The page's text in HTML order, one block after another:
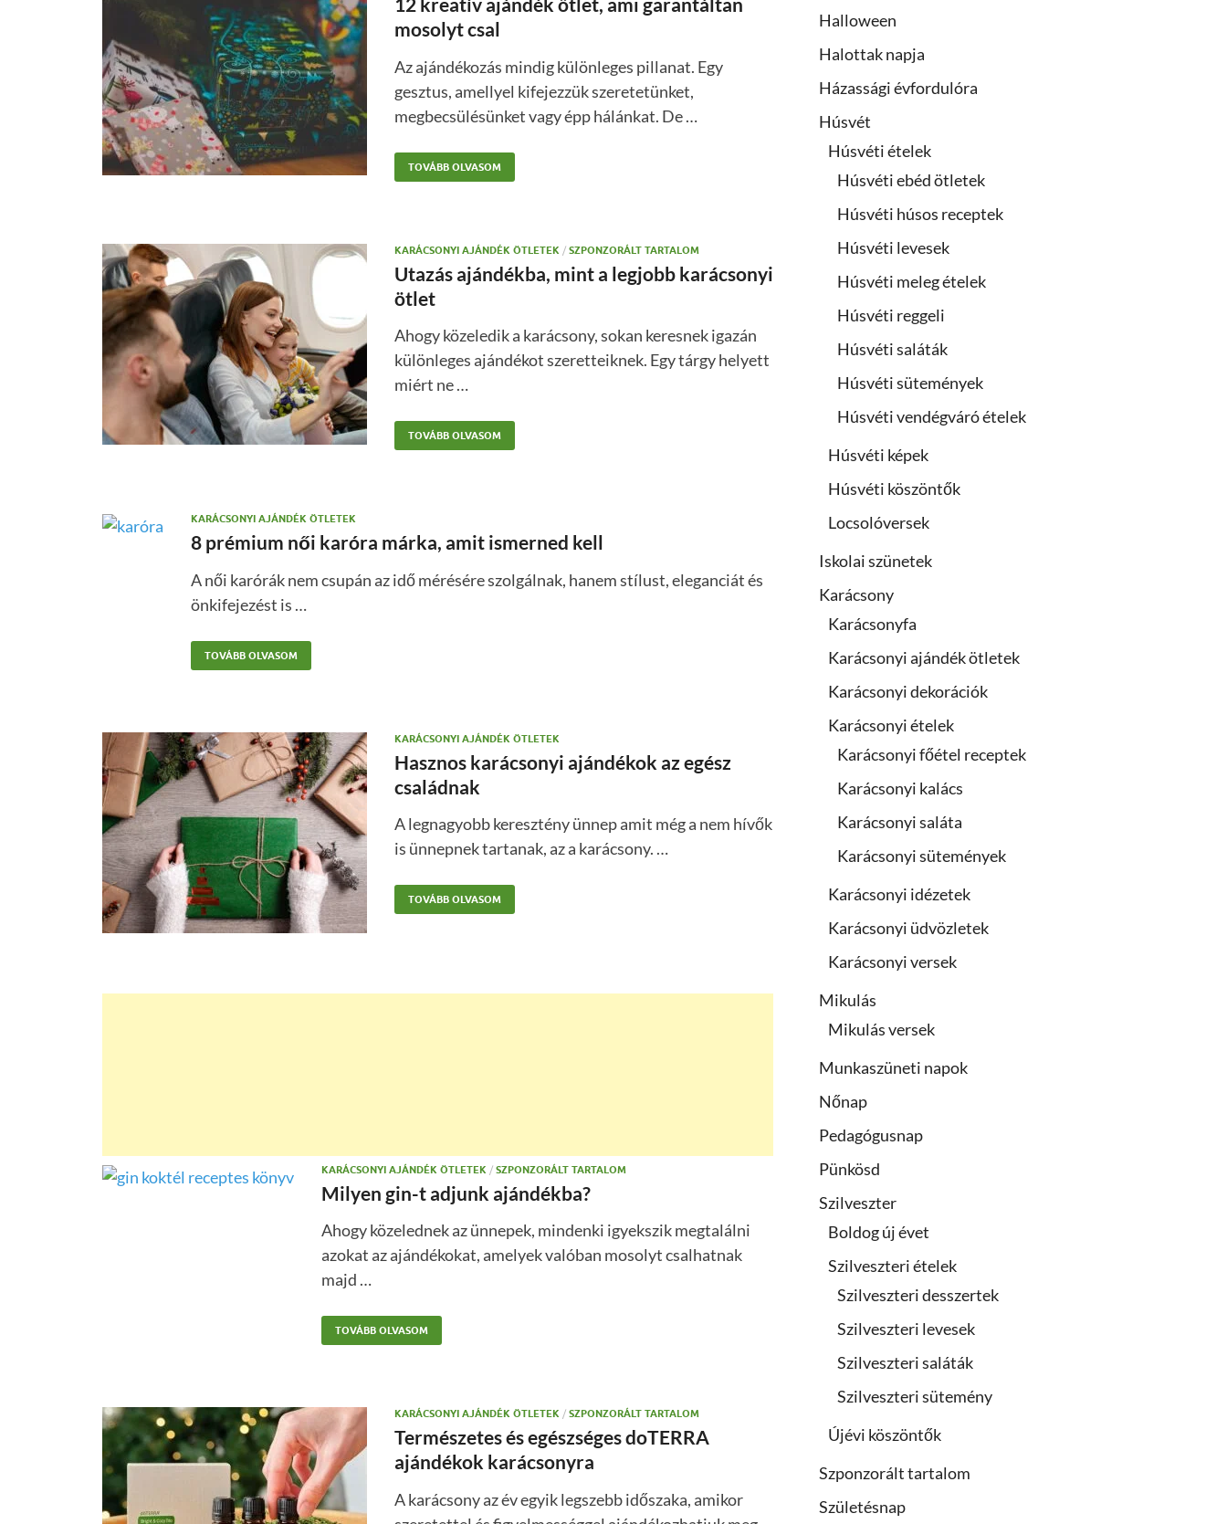
mosolyt csal
Az ajándékozás mindig különleges pillanat. Egy
gesztus, amellyel kifejezzük szeretetünket,
megbecsülésünket vagy épp hálánkat. De …
TOVÁBB OLVASOM
KARÁCSONYI AJÁNDÉK ÖTLETEK / SZPONZORÁLT TARTALOM
Utazás ajándékba, mint a legjobb karácsonyi
ötlet
Ahogy közeledik a karácsony, sokan keresnek igazán
különleges ajándékot szeretteiknek. Egy tárgy helyett
miért ne …
TOVÁBB OLVASOM
KARÁCSONYI AJÁNDÉK ÖTLETEK
8 prémium női karóra márka, amit ismerned kell
A női karórák nem csupán az idő mérésére szolgálnak, hanem stílust, eleganciát és
önkifejezést is …
TOVÁBB OLVASOM
KARÁCSONYI AJÁNDÉK ÖTLETEK
Hasznos karácsonyi ajándékok az egész
családnak
A legnagyobb keresztény ünnep amit még a nem hívők
is ünnepnek tartanak, az a karácsony. …
TOVÁBB OLVASOM
KARÁCSONYI AJÁNDÉK ÖTLETEK / SZPONZORÁLT TARTALOM
Milyen gin-t adjunk ajándékba?
Ahogy közelednek az ünnepek, mindenki igyekszik megtalálni
azokat az ajándékokat, amelyek valóban mosolyt csalhatnak
majd …
TOVÁBB OLVASOM
KARÁCSONYI AJÁNDÉK ÖTLETEK / SZPONZORÁLT TARTALOM
Természetes és egészséges doTERRA
ajándékok karácsonyra
A karácsony az év egyik legszebb időszaka, amikor
Halloween
Halottak napja
Házassági évfordulóra
Húsvét
Húsvéti ételek
Húsvéti ebéd ötletek
Húsvéti húsos receptek
Húsvéti levesek
Húsvéti meleg ételek
Húsvéti reggeli
Húsvéti saláták
Húsvéti sütemények
Húsvéti vendégváró ételek
Húsvéti képek
Húsvéti köszöntők
Locsolóversek
Iskolai szünetek
Karácsony
Karácsonyfa
Karácsonyi ajándék ötletek
Karácsonyi dekorációk
Karácsonyi ételek
Karácsonyi főétel receptek
Karácsonyi kalács
Karácsonyi saláta
Karácsonyi sütemények
Karácsonyi idézetek
Karácsonyi üdvözletek
Karácsonyi versek
Mikulás
Mikulás versek
Munkaszüneti napok
Nőnap
Pedagógusnap
Pünkösd
Szilveszter
Boldog új évet
Szilveszteri ételek
Szilveszteri desszertek
Szilveszteri levesek
Szilveszteri saláták
Szilveszteri sütemény
Újévi köszöntők
Szponzorált tartalom
Születésnap